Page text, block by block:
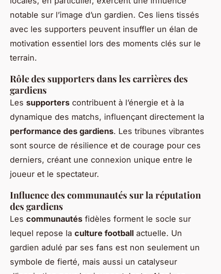
notable sur l’image d’un gardien. Ces liens tissés
avec les supporters peuvent insuffler un élan de
motivation essentiel lors des moments clés sur le
terrain.
Rôle des supporters dans les carrières des
gardiens
Les supporters contribuent à l’énergie et à la
dynamique des matchs, influençant directement la
performance des gardiens. Les tribunes vibrantes
sont source de résilience et de courage pour ces
derniers, créant une connexion unique entre le
joueur et le spectateur.
Influence des communautés sur la réputation
des gardiens
Les communautés fidèles forment le socle sur
lequel repose la culture football actuelle. Un
gardien adulé par ses fans est non seulement un
symbole de fierté, mais aussi un catalyseur